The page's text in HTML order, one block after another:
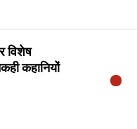
विशेष
कहानियों